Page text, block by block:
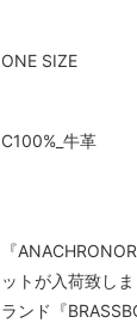
ONE SIZE
C100%_牛革
『
ットが入荷致し
ランド『